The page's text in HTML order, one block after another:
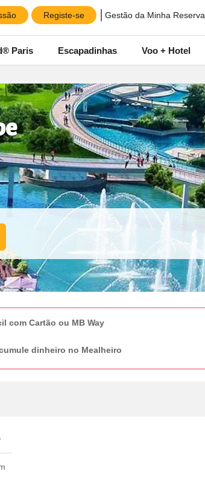
Registe-se Gestão da Minha Reserva
Paris Escapadinhas Voo + Hotel
com Cartão ou MB Way
dinheiro no Mealheiro